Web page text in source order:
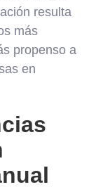
resulta
más
propenso a
en